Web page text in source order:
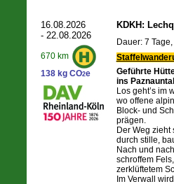
16.08.2026
- 22.08.2026
670 km
138 kg CO2e
KDKH:
Dauer: 7
Geführte
ins Paznauntal
Los geht’s im
wo offene
Block- und
prägen.
Der Weg
durch stille,
Nach und
schroffem
zerklüftetem
Im Verwall